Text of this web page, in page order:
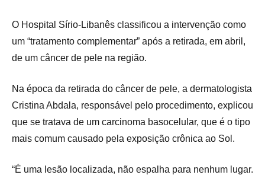
O Hospital Sírio-Libanês classificou a intervenção como
um “tratamento complementar” após a retirada, em abril,
de um câncer de pele na região.
Na época da retirada do câncer de pele, a dermatologista
Cristina Abdala, responsável pelo procedimento, explicou
que se tratava de um carcinoma basocelular, que é o tipo
mais comum causado pela exposição crônica ao Sol.
“É uma lesão localizada, não espalha para nenhum lugar.